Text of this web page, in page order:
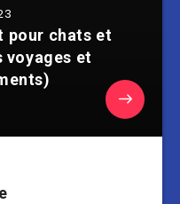
pour chats et
voyages et